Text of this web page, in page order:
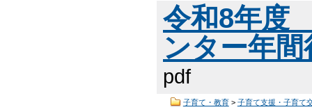
令和8年度
ンター年
pdf
子育て・教育> 子育て支援・子育て